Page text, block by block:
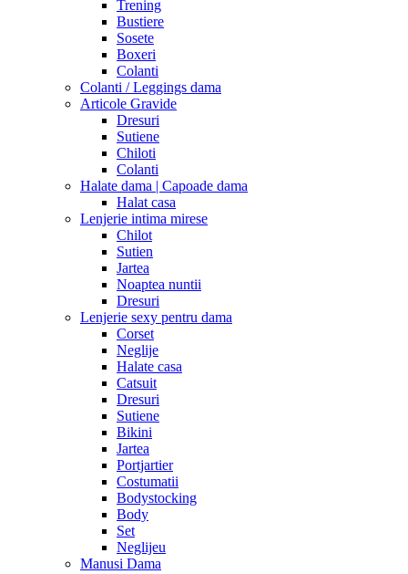
Trening
Bustiere
Sosete
Boxeri
Colanti
Colanti / Leggings dama
Articole Gravide
Dresuri
Sutiene
Chiloti
Colanti
Halate dama | Capoade dama
Halat casa
Lenjerie intima mirese
Chilot
Sutien
Jartea
Noaptea nuntii
Dresuri
Lenjerie sexy pentru dama
Corset
Neglije
Halate casa
Catsuit
Dresuri
Sutiene
Bikini
Jartea
Portjartier
Costumatii
Bodystocking
Body
Set
Neglijeu
Manusi Dama